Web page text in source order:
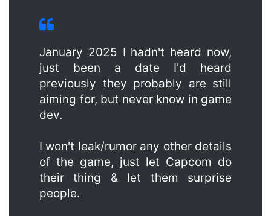
January 2025 I hadn't heard now,
just been a date I'd heard
previously they probably are still
aiming for, but never know in game
dev.
I won't leak/rumor any other details
of the game, just let Capcom do
their thing & let them surprise
people.